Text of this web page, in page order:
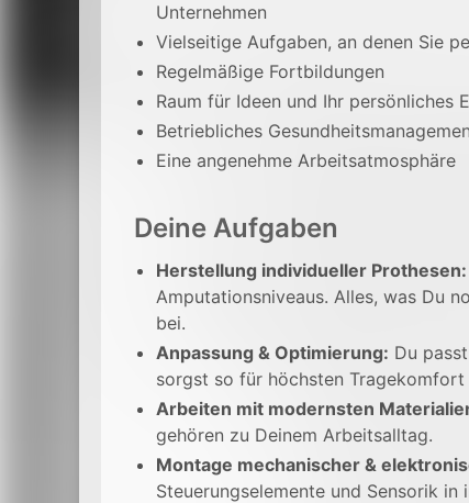
Unternehmen
Vielseitige Aufgaben, an denen Sie
Regelmäßige Fortbildungen
Raum für Ideen und Ihr persönliches
Betriebliches
Eine angenehme Arbeitsatmosphäre
Deine Aufgaben
Herstellung individueller Prothesen:
Amputationsniveaus. Alles, was Du
bei.
Anpassung & Optimierung: Du
sorgst so für höchsten
Arbeiten mit modernsten
gehören zu Deinem Arbeitsalltag.
Montage mechanischer &
Steuerungselemente und Sensorik in